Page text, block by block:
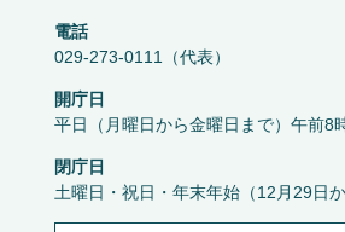
電話
029-273-0111（代表）
開庁日
平日（月曜日から金曜日まで）午前8
閉庁日
土曜日・祝日・年末年始（12月29日